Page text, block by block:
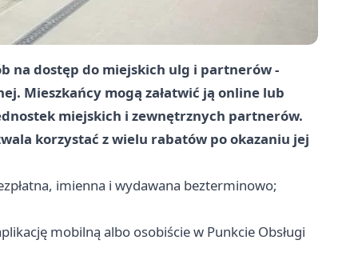
na dostęp do miejskich ulg i partnerów -
Mieszkańcy mogą załatwić ją online lub
miejskich i zewnętrznych partnerów.
korzystać z wielu rabatów po okazaniu jej
imienna i wydawana bezterminowo;
mobilną albo osobiście w Punkcie Obsługi